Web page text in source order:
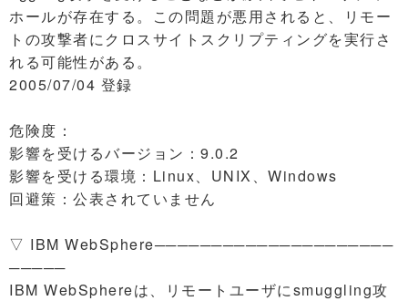
ホールが存在する。この問題が悪用されると、リモー
トの攻撃者にクロスサイトスクリプティングを実行さ
れる可能性がある。
2005/07/04 登録
危険度：
影響を受けるバージョン：9.0.2
影響を受ける環境：Linux、UNIX、Windows
回避策：公表されていません
▽ IBM WebSphere─────────────────────
─────
IBM WebSphereは、リモートユーザにsmuggling攻